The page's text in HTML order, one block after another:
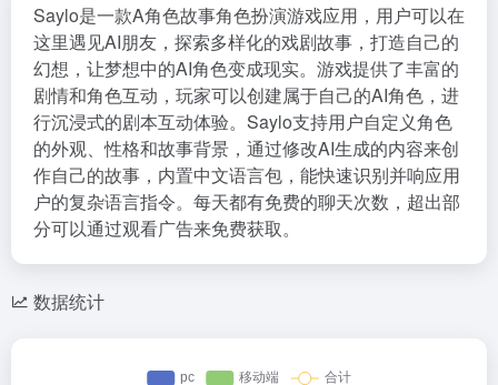
Saylo是一款A角色故事角色扮演游戏应用，用户可以在
这里遇见AI朋友，探索多样化的戏剧故事，打造自己的
幻想，让梦想中的AI角色变成现实。游戏提供了丰富的
剧情和角色互动，玩家可以创建属于自己的AI角色，进
行沉浸式的剧本互动体验。Saylo支持用户自定义角色
的外观、性格和故事背景，通过修改AI生成的内容来创
作自己的故事，内置中文语言包，能快速识别并响应用
户的复杂语言指令。每天都有免费的聊天次数，超出部
分可以通过观看广告来免费获取。
数据统计